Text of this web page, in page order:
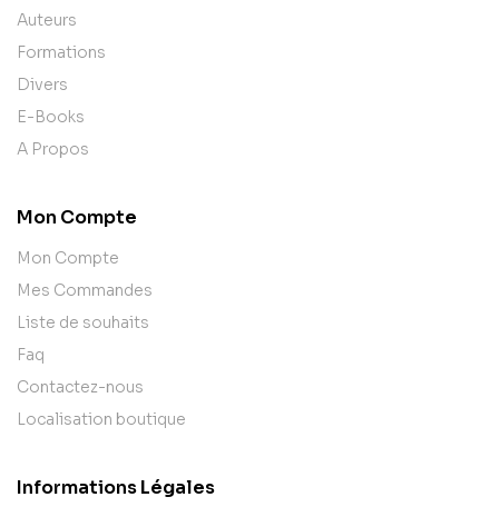
Auteurs
Formations
Divers
E-Books
A Propos
Mon Compte
Mon Compte
Mes Commandes
Liste de souhaits
Faq
Contactez-nous
Localisation boutique
Informations Légales